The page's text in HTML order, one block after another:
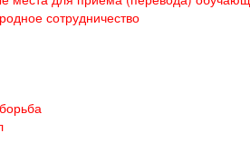
сотрудничество